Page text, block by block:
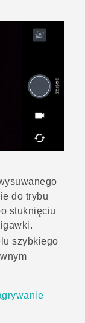
do trybu
stuknięciu
szybkiego